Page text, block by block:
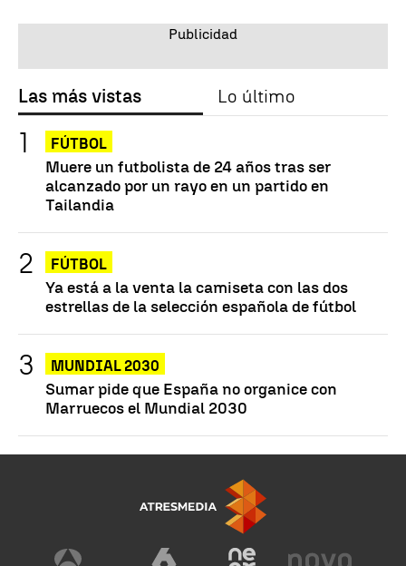
Las más vistas Lo último
FÚTBOL
Muere un futbolista de 24 años tras ser
alcanzado por un rayo en un partido en
Tailandia
FÚTBOL
Ya está a la venta la camiseta con las dos
estrellas de la selección española de fútbol
MUNDIAL 2030
Sumar pide que España no organice con
Marruecos el Mundial 2030